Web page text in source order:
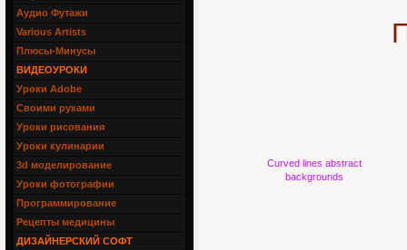
Curved lines abstract
backgrounds
Аудио Футажи
Various Artists
Плюсы-Минусы
ВИДЕОУРОКИ
Уроки Adobe
Своими руками
Уроки рисования
Уроки кулинарии
3d моделирование
Уроки фотографии
Программирование
Рецепты медицины
ДИЗАЙНЕРСКИЙ СОФТ